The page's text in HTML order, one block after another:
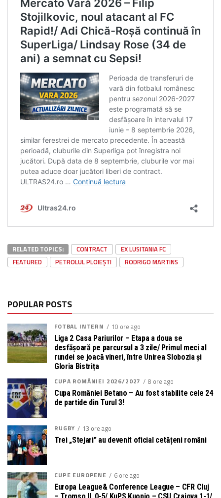
RELATED TOPICS: CONTRACT
EX LUSITANIA FC
FEATURED
PETROLUL PLOIEȘTI RODRIGO MARTINS
POPULAR POSTS
FOTBAL INTERN 10 ore ago
Liga 2 Casa Pariurilor – Etapa a doua se
desfășoară pe parcursul a 3 zile/ Primul meci al
rundei se joacă vineri, între Unirea Slobozia și
Gloria Bistrița
CUPA ROMÂNIEI 2026/2027
8 ore ago
Cupa României Betano – Au fost stabilite cele 24
de partide din Turul 3!
RUGBY 13 ore ago
Trei „Stejari” au devenit oficial cetățeni români
CUPE EUROPENE 6 ore ago
Europa League& Conference League – CFR Cluj